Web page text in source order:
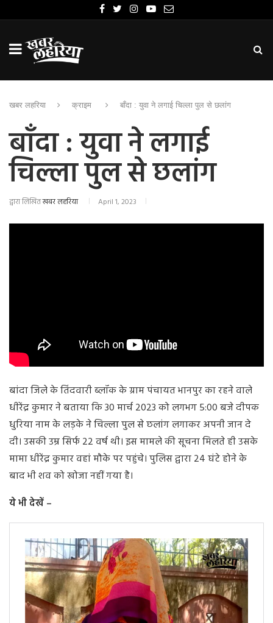
खबर लहरिया क्राइम बाँदा : युवा ने लगाई चिल्ला पुल से छलांग
बाँदा : युवा ने लगाई
चिल्ला पुल से छलांग
द्वारा लिखितखबर लहरिया April 1, 2023
बांदा जिले के तिंदवारी ब्लॉक के ग्राम पंचायत भानपुर का रहने वाले
धीरेंद्र कुमार ने बताया कि 30 मार्च 2023 को लगभग 5:00 बजे दीपक
धुरिया नाम के लड़के ने चिल्ला पुल से छलांग लगाकर अपनी जान दे
दी। उसकी उम्र सिर्फ 22 वर्ष थी। इस मामले की सूचना मिलते ही उसके
मामा धीरेंद्र कुमार वहां मौके पर पहुंचे। पुलिस द्वारा 24 घंटे होने के
बाद भी शव को खोजा नहीं गया है।
ये भी देखें –